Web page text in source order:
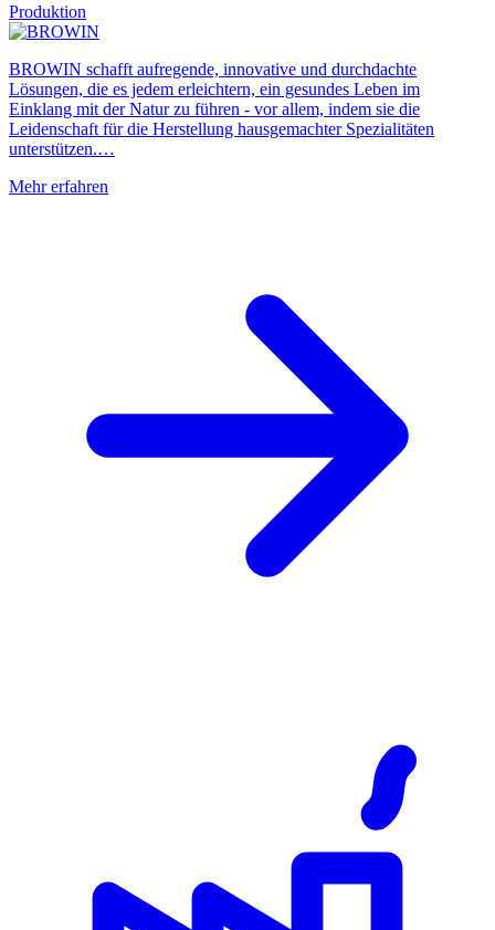
Produktion
BROWIN schafft aufregende, innovative und durchdachte
Lösungen, die es jedem erleichtern, ein gesundes Leben im
Einklang mit der Natur zu führen - vor allem, indem sie die
Leidenschaft für die Herstellung hausgemachter Spezialitäten
unterstützen.…
Mehr erfahren